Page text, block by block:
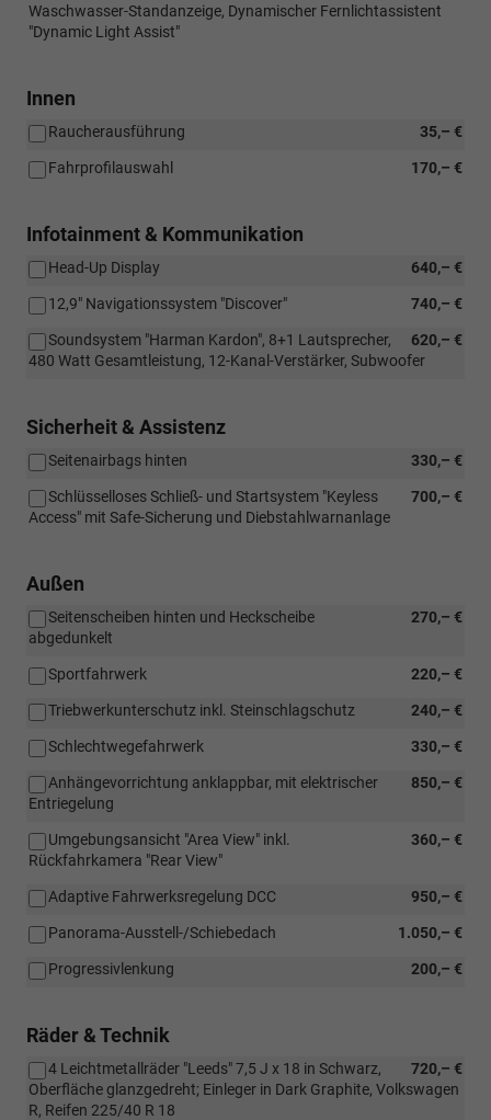
Waschwasser-Standanzeige, Dynamischer Fernlichtassistent
"Dynamic Light Assist"
Innen
35,– €
Raucherausführung
170,– €
Fahrprofilauswahl
Infotainment & Kommunikation
640,– €
Head-Up Display
740,– €
12,9" Navigationssystem "Discover"
620,– €
Soundsystem "Harman Kardon", 8+1 Lautsprecher,
480 Watt Gesamtleistung, 12-Kanal-Verstärker, Subwoofer
Sicherheit & Assistenz
330,– €
Seitenairbags hinten
700,– €
Schlüsselloses Schließ- und Startsystem "Keyless
Access" mit Safe-Sicherung und Diebstahlwarnanlage
Außen
270,– €
Seitenscheiben hinten und Heckscheibe
abgedunkelt
220,– €
Sportfahrwerk
240,– €
Triebwerkunterschutz inkl. Steinschlagschutz
330,– €
Schlechtwegefahrwerk
850,– €
Anhängevorrichtung anklappbar, mit elektrischer
Entriegelung
360,– €
Umgebungsansicht "Area View" inkl.
Rückfahrkamera "Rear View"
950,– €
Adaptive Fahrwerksregelung DCC
1.050,– €
Panorama-Ausstell-/Schiebedach
200,– €
Progressivlenkung
Räder & Technik
720,– €
4 Leichtmetallräder "Leeds" 7,5 J x 18 in Schwarz,
Oberfläche glanzgedreht; Einleger in Dark Graphite, Volkswagen
R, Reifen 225/40 R 18